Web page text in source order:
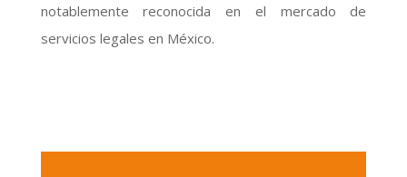
notablemente reconocida en el mercado de
servicios legales en México.